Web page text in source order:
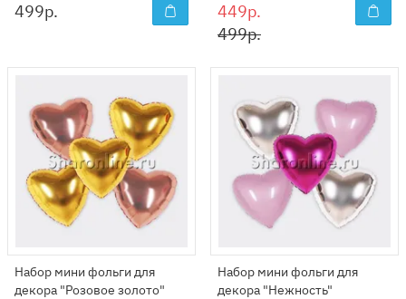
499р.
449р.
499р.
Набор мини фольги для
декора "Розовое золото"
Набор мини фольги для
декора "Нежность"